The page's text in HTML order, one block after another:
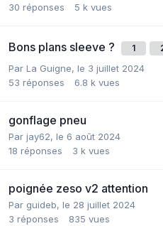
30 réponses 5 k vues
Bons plans sleeve ? 1
Par La Guigne, le 3 juillet 2024
53 réponses 6.8 k vues
gonflage pneu
Par jay62, le 6 août 2024
18 réponses 3 k vues
poignée zeso v2 attention
Par guideb, le 28 juillet 2024
3 réponses 835 vues